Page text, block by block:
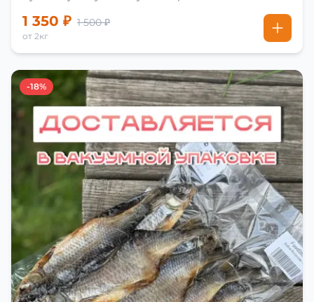
1 350 ₽ 1 500 ₽
от 2кг
-18%